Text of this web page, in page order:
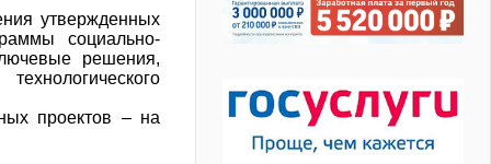
утвержденных
социально-
решения,
проектов – на